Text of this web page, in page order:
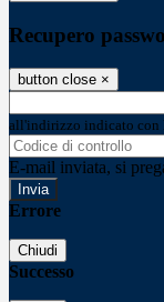
Recupero
button close ×
all'indirizzo indicato con
E-mail inviata, si
Errore
Chiudi
Successo